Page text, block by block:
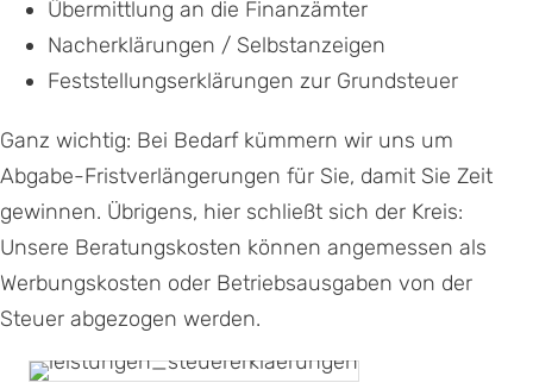
Übermittlung an die Finanzämter
Nacherklärungen / Selbstanzeigen
Feststellungserklärungen zur Grundsteuer
Ganz wichtig: Bei Bedarf kümmern wir uns um
Abgabe-Fristverlängerungen für Sie, damit Sie Zeit
gewinnen. Übrigens, hier schließt sich der Kreis:
Unsere Beratungskosten können angemessen als
Werbungskosten oder Betriebsausgaben von der
Steuer abgezogen werden.